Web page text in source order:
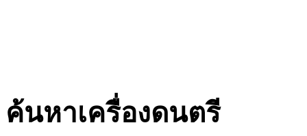
ค้นหาเครื่องดนตรี